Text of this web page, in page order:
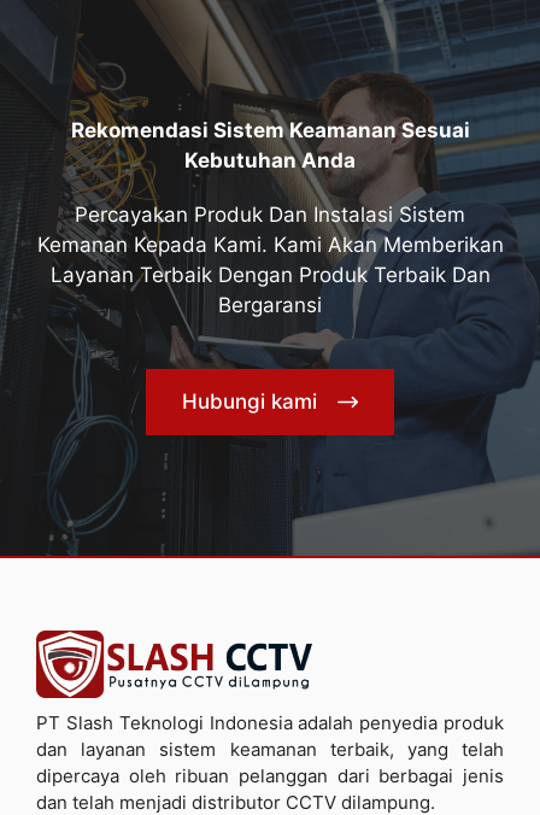
Rekomendasi Sistem Keamanan Sesuai
Kebutuhan Anda
Percayakan Produk Dan Instalasi Sistem
Kemanan Kepada Kami. Kami Akan Memberikan
Layanan Terbaik Dengan Produk Terbaik Dan
Bergaransi
Hubungi kami
PT Slash Teknologi Indonesia adalah penyedia produk
dan layanan sistem keamanan terbaik, yang telah
dipercaya oleh ribuan pelanggan dari berbagai jenis
dan telah menjadi distributor CCTV dilampung.